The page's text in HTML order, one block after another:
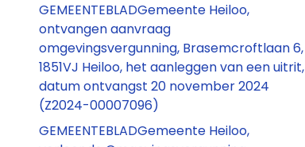
GEMEENTEBLADGemeente Heiloo,
ontvangen aanvraag
omgevingsvergunning, Brasemcroftlaan 6,
1851VJ Heiloo, het aanleggen van een uitrit,
datum ontvangst 20 november 2024
(Z2024-00007096)
GEMEENTEBLADGemeente Heiloo,